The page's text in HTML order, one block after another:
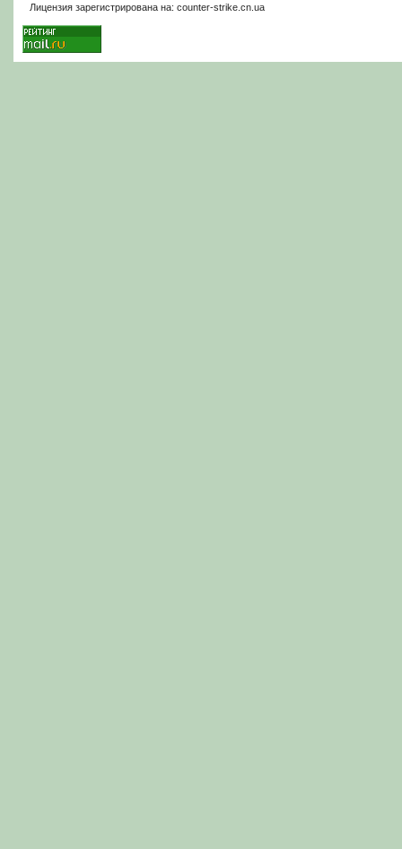
Лицензия зарегистрирована на: counter-strike.cn.ua